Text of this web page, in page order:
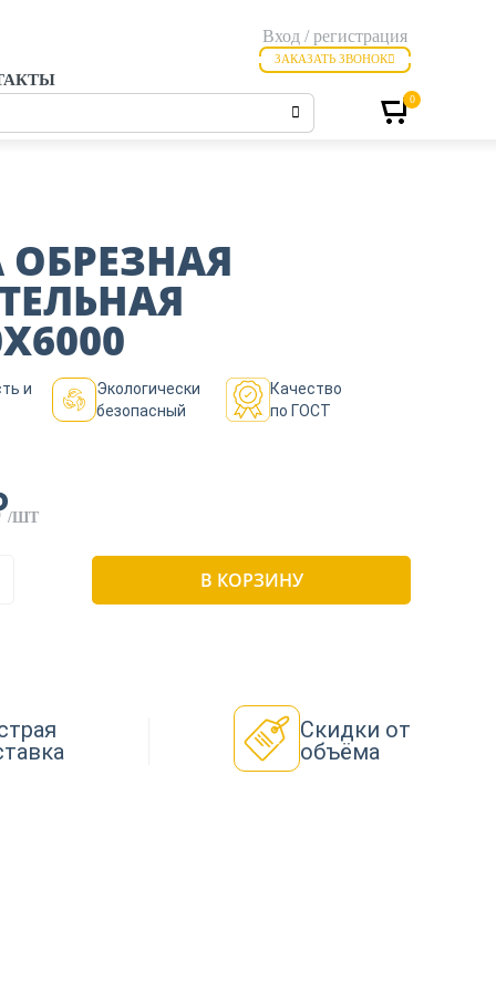
Вход / регистрация
ЗАКАЗАТЬ ЗВОНОК
0
и
Экологически
безопасный
Качество
по ГОСТ
/ШТ
В КОРЗИНУ
Скидки от
объёма